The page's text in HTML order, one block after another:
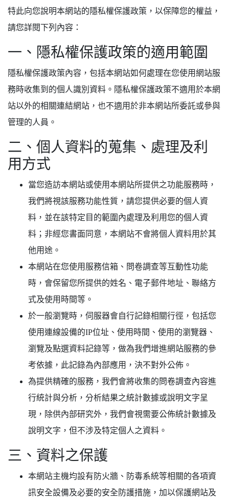
特此向您說明本網站的隱私權保護政策，以保障您的權益，
請您詳閱下列內容：
一、隱私權保護政策的適用範圍
隱私權保護政策內容，包括本網站如何處理在您使用網站服
務時收集到的個人識別資料。隱私權保護政策不適用於本網
站以外的相關連結網站，也不適用於非本網站所委託或參與
管理的人員。
二、個人資料的蒐集、處理及利
用方式
當您造訪本網站或使用本網站所提供之功能服務時，
我們將視該服務功能性質，請您提供必要的個人資
料，並在該特定目的範圍內處理及利用您的個人資
料；非經您書面同意，本網站不會將個人資料用於其
他用途。
本網站在您使用服務信箱、問卷調查等互動性功能
時，會保留您所提供的姓名、電子郵件地址、聯絡方
式及使用時間等。
於一般瀏覽時，伺服器會自行記錄相關行徑，包括您
使用連線設備的IP位址、使用時間、使用的瀏覽器、
瀏覽及點選資料記錄等，做為我們增進網站服務的參
考依據，此記錄為內部應用，決不對外公佈。
為提供精確的服務，我們會將收集的問卷調查內容進
行統計與分析，分析結果之統計數據或說明文字呈
現，除供內部研究外，我們會視需要公佈統計數據及
說明文字，但不涉及特定個人之資料。
三、資料之保護
本網站主機均設有防火牆、防毒系統等相關的各項資
訊安全設備及必要的安全防護措施，加以保護網站及